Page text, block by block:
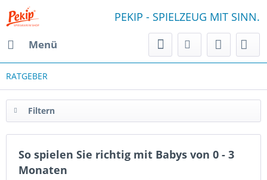
Menü
PEKIP - SPIELZEUG MIT SINN.
RATGEBER
Filtern
So spielen Sie richtig mit Babys von 0 - 3
Monaten